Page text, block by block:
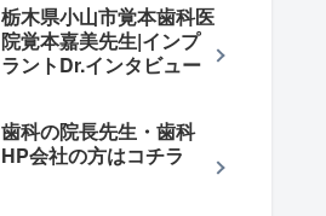
栃木県小山市覚本歯科医
院覚本嘉美先生|インプ
ラントDr.インタビュー
歯科の院長先生・歯科
HP会社の方はコチラ